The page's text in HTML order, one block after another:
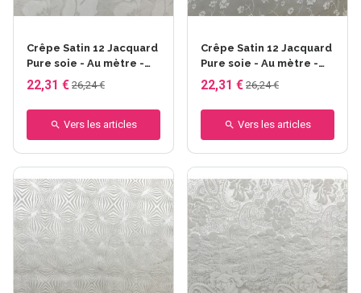
Crêpe Satin 12 Jacquard
Pure soie - Au mètre -
Dessin anémone 12 mm -
larg. 140cm- 52gr/m²
22,31 € 26,24 €
Vers les articles
Crêpe Satin 12 Jacquard
Pure soie - Au mètre -
Dessin pavot 12 mm -
larg. 140cm- 52gr/m²
22,31 € 26,24 €
Vers les articles